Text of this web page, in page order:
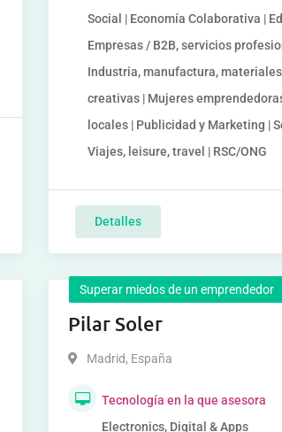
Social | Economía Colaborativa |
Empresas / B2B, servicios
Industria, manufactura,
creativas | Mujeres
locales | Publicidad y Marketing |
Viajes, leisure, travel | RSC/ONG
Detalles
Superar miedos de un emprendedor
Pilar Soler
Madrid, España
Tecnología en la que asesora
Electronics, Digital & Apps